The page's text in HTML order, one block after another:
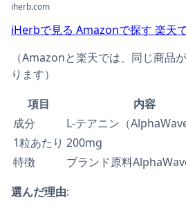
iherb.com
iHerbで見る Amazonで探す 楽天
（Amazonと楽天では、同じ商品
ります）
項目
内容
成分
L-テアニン（
1粒あたり 200mg
特徴
ブランド原料
選んだ理由: